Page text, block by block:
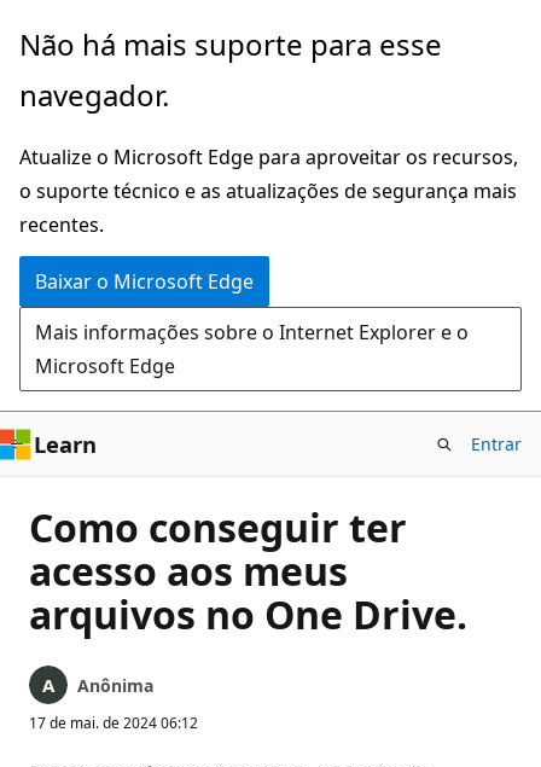
Pular
o
principal
Não há mais suporte para esse
navegador.
Atualize o Microsoft Edge para aproveitar os recursos,
o suporte técnico e as atualizações de segurança mais
recentes.
Baixar o Microsoft Edge
Mais informações sobre o Internet Explorer e o
Microsoft Edge
Learn Entrar
Como conseguir ter
acesso aos meus
arquivos no One Drive.
Anônima
17 de mai. de 2024 06:12